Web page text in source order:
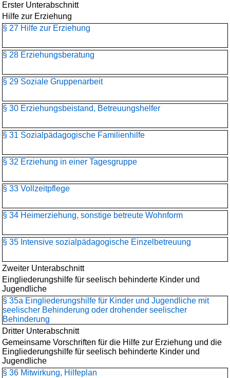
Erster Unterabschnitt
Hilfe zur Erziehung
§ 27 Hilfe zur Erziehung
§ 28 Erziehungsberatung
§ 29 Soziale Gruppenarbeit
§ 30 Erziehungsbeistand, Betreuungshelfer
§ 31 Sozialpädagogische Familienhilfe
§ 32 Erziehung in einer Tagesgruppe
§ 33 Vollzeitpflege
§ 34 Heimerziehung, sonstige betreute Wohnform
§ 35 Intensive sozialpädagogische Einzelbetreuung
Zweiter Unterabschnitt
Eingliederungshilfe für seelisch behinderte Kinder und
Jugendliche
§ 35a Eingliederungshilfe für Kinder und Jugendliche mit
seelischer Behinderung oder drohender seelischer
Behinderung
Dritter Unterabschnitt
Gemeinsame Vorschriften für die Hilfe zur Erziehung und die
Eingliederungshilfe für seelisch behinderte Kinder und
Jugendliche
§ 36 Mitwirkung, Hilfeplan